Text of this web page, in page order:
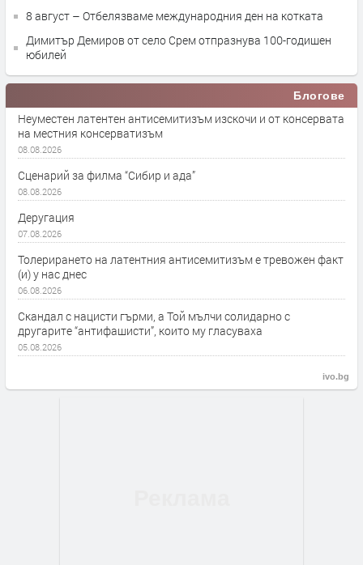
8 август – Отбелязваме международния ден на котката
Димитър Демиров от село Срем отпразнува 100-годишен
юбилей
Блогове
Неуместен латентен антисемитизъм изскочи и от консервата
на местния консерватизъм
08.08.2026
Сценарий за филма “Сибир и ада”
08.08.2026
Деругация
07.08.2026
Толерирането на латентния антисемитизъм е тревожен факт
(и) у нас днес
06.08.2026
Скандал с нацисти гърми, а Той мълчи солидарно с
другарите “антифашисти”, които му гласуваха
05.08.2026
ivo.bg